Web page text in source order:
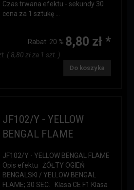
Czas trwana efektu - sekundy 30
cena za 1 sztukę ...
Rabat: 20 % 8,80 zł *
( 8,80 zł za 1 szt. )
Do koszyka
JF102/Y - YELLOW
BENGAL FLAME
JF102/Y - YELLOW BENGAL FLAME
Opis efektu ŻÓŁTY OGIEŃ
BENGALSKI / YELLOW BENGAL
FLAME; 30 SEC. Klasa CE F1 Klasa